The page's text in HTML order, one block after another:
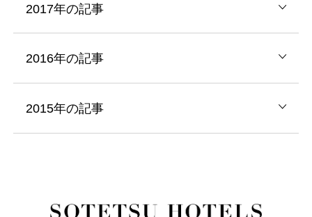
2017年の記事
2016年の記事
2015年の記事